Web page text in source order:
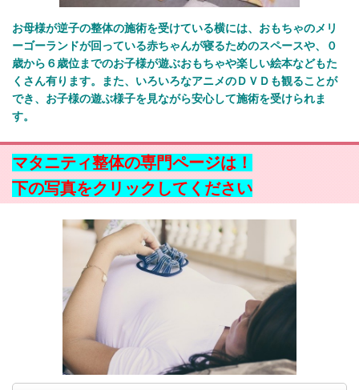
お母様が逆子の整体の施術を受けている横には、おもちゃのメリ
ーゴーランドが回っている赤ちゃんが寝るためのスペースや、０
歳から６歳位までのお子様が遊ぶおもちゃや楽しい絵本などもた
くさん有ります。また、いろいろなアニメのＤＶＤも観ることが
でき、お子様の遊ぶ様子を見ながら安心して施術を受けられま
す。
マタニティ整体の専門ページは！
下の写真をクリックしてください